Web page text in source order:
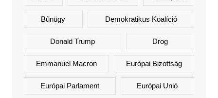
Bűnügy Demokratikus Koalíció
Donald Trump Drog
Emmanuel Macron Európai Bizottság
Európai Parlament Európai Unió